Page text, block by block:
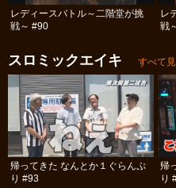
レディースバトル～二階堂が挑
戦～ #90
レ
戦
スロミックエイキ すべて
帰ってきた なんとか１ぐらんぷ
り #93
帰
り